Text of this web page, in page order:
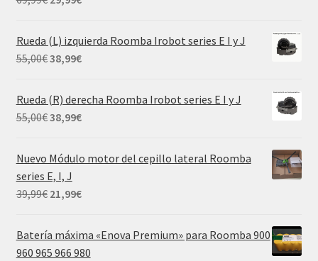
original
era:
69,99€.
actual
Rueda (L) izquierda Roomba Irobot series E I y J
55,00€ El
original
era:
55,00€.
38,99€El
actual
Rueda (R) derecha Roomba Irobot series E I y J
55,00€ El
original
era:
55,00€.
38,99€El
Nuevo Módulo motor del cepillo lateral Roomba
series E, I, J
39,99€ El
original
era:
21,99€El
actual
es:
Batería máxima «Enova Premium» para Roomba 900
960 965 966 980